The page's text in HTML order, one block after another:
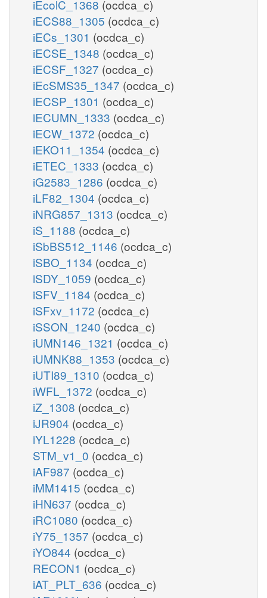
iEcolC_1368 (ocdca_c)
iECS88_1305 (ocdca_c)
iECs_1301 (ocdca_c)
iECSE_1348 (ocdca_c)
iECSF_1327 (ocdca_c)
iEcSMS35_1347 (ocdca_c)
iECSP_1301 (ocdca_c)
iECUMN_1333 (ocdca_c)
iECW_1372 (ocdca_c)
iEKO11_1354 (ocdca_c)
iETEC_1333 (ocdca_c)
iG2583_1286 (ocdca_c)
iLF82_1304 (ocdca_c)
iNRG857_1313 (ocdca_c)
iS_1188 (ocdca_c)
iSbBS512_1146 (ocdca_c)
iSBO_1134 (ocdca_c)
iSDY_1059 (ocdca_c)
iSFV_1184 (ocdca_c)
iSFxv_1172 (ocdca_c)
iSSON_1240 (ocdca_c)
iUMN146_1321 (ocdca_c)
iUMNK88_1353 (ocdca_c)
iUTI89_1310 (ocdca_c)
iWFL_1372 (ocdca_c)
iZ_1308 (ocdca_c)
iJR904 (ocdca_c)
iYL1228 (ocdca_c)
STM_v1_0 (ocdca_c)
iAF987 (ocdca_c)
iMM1415 (ocdca_c)
iHN637 (ocdca_c)
iRC1080 (ocdca_c)
iY75_1357 (ocdca_c)
iYO844 (ocdca_c)
RECON1 (ocdca_c)
iAT_PLT_636 (ocdca_c)